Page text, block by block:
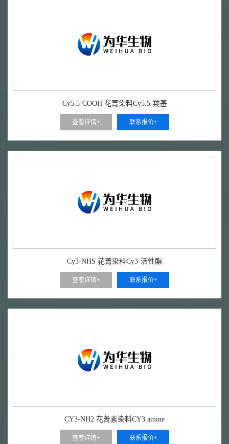
Cy5.5-COOH 花菁染料Cy5.5-羧基
查看详情+ 联系报价+
Cy3-NHS 花菁染料Cy3-活性酯
查看详情+ 联系报价+
CY3-NH2 花菁素染料CY3 amine
查看详情+ 联系报价+